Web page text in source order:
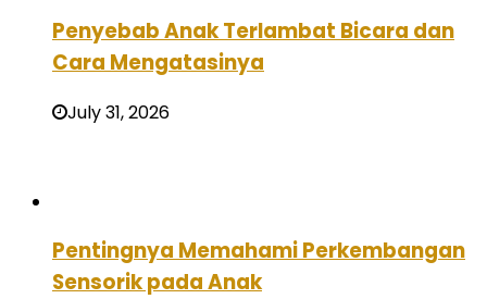
Penyebab Anak Terlambat Bicara dan
Cara Mengatasinya
July 31, 2026
Pentingnya Memahami Perkembangan
Sensorik pada Anak